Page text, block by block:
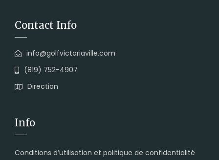
Contact Info
info@golfvictoriaville.com
(819) 752-4907
Direction
Info
Conditions d’utilisation et politique de confidentialité